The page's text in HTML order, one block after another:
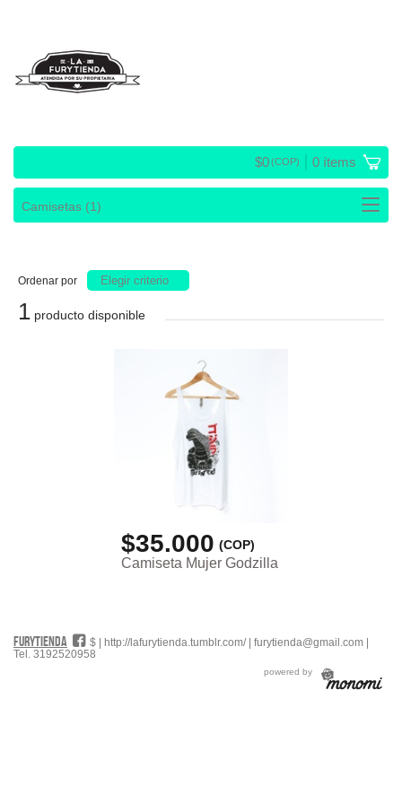
$0(COP) 0 ítems
Ordenar por Elegir criterio
1 producto disponible
$35.000(COP)
Camiseta Mujer Godzilla
FURYTIENDA # $ | http://lafurytienda.tumblr.com/| furytienda@gmail.com |
Tel. 3192520958
powered by